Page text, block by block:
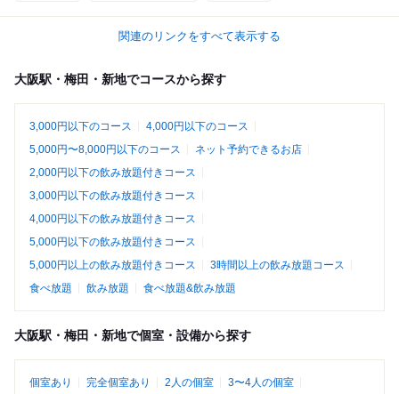
関連のリンクをすべて表示する
大阪駅・梅田・新地でコースから探す
3,000円以下のコース
4,000円以下のコース
5,000円〜8,000円以下のコース
ネット予約できるお店
2,000円以下の飲み放題付きコース
3,000円以下の飲み放題付きコース
4,000円以下の飲み放題付きコース
5,000円以下の飲み放題付きコース
5,000円以上の飲み放題付きコース
3時間以上の飲み放題コース
食べ放題
飲み放題 食べ放題&飲み放題
大阪駅・梅田・新地で個室・設備から探す
個室あり 完全個室あり 2人の個室
3〜4人の個室